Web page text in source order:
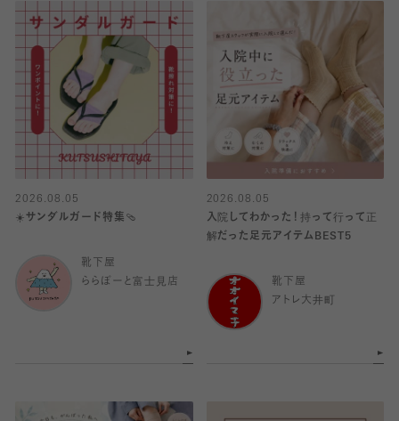
2026.08.05
☀️サンダルガード特集🩴
靴下屋
ららぽーと富士見店
2026.08.05
入院してわかった！持って行って正
解だった足元アイテムBEST5
靴下屋
アトレ大井町